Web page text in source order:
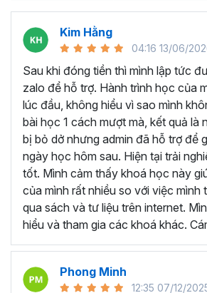
Adventure Works Cycles (một công
cầu). Nhiệm vụ của bạn là thiết kế và
số kinh doanh một cách trực quan,
Nếu bạn chưa có kiến thức gì về
lo lắng bởi khóa học Power BI này sẽ
cả về cách sử dụng các chức năng,
BI Desktop, giải thích rõ ràng và các
từng bước thực hiện.
Cuối mỗi chương học đều có các bài
thể vận dụng được các kiến thức đã
tự như các phần nhỏ của dự án, giống
làm việc trong công việc ngoài thực
Sau khóa học này
thể?
Kim Hằng
04:16 13/06/
Sau khi đóng tiền thì mình lập tức
zalo để hỗ trợ. Hành trình học của
lúc đầu, không hiểu vì sao mình
bài học 1 cách mượt mà, kết quả là
bị bỏ dở nhưng admin đã hỗ trợ để
ngày học hôm sau. Hiện tại trải
tốt. Mình cảm thấy khoá học này
của mình rất nhiều so với việc mình
qua sách và tư liệu trên internet.
hiểu và tham gia các khoá khác.
Phong Minh
12:35 07/12/